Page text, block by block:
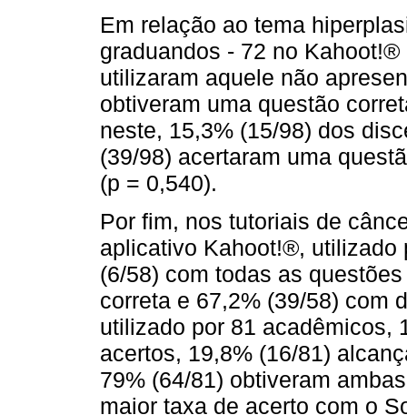
Em relação ao tema
graduandos - 72 no
utilizaram aquele não
obtiveram uma questão
neste, 15,3% (15/98) dos
(39/98) acertaram uma
(p = 0,540).
Por fim, nos tutoriais de
aplicativo Kahoot!®, utilizado
(6/58) com todas as
correta e 67,2% (39/58) com
utilizado por 81 acadêmicos,
acertos, 19,8% (16/81)
79% (64/81) obtiveram
maior taxa de acerto com o